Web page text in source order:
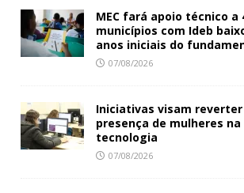
MEC fará apoio técnico a
municípios com Ideb
anos iniciais do
07/08/2026
Iniciativas visam reverter
presença de mulheres na
tecnologia
07/08/2026